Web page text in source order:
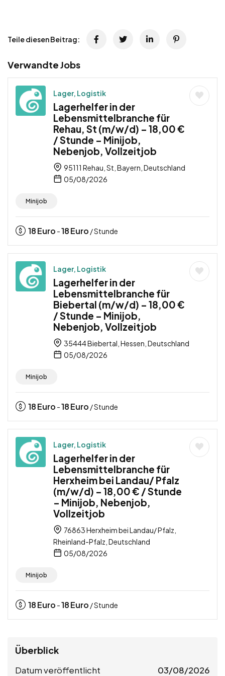
Teile diesen Beitrag:
Verwandte Jobs
Lager, Logistik
Lagerhelfer in der
Lebensmittelbranche für
Rehau, St (m/w/d) – 18,00 €
/ Stunde – Minijob,
Nebenjob, Vollzeitjob
95111 Rehau, St, Bayern, Deutschland
05/08/2026
Minijob
18Euro -18Euro / Stunde
Lager, Logistik
Lagerhelfer in der
Lebensmittelbranche für
Biebertal (m/w/d) – 18,00 €
/ Stunde – Minijob,
Nebenjob, Vollzeitjob
35444 Biebertal, Hessen, Deutschland
05/08/2026
Minijob
18Euro -18Euro / Stunde
Lager, Logistik
Lagerhelfer in der
Lebensmittelbranche für
Herxheim bei Landau/ Pfalz
(m/w/d) – 18,00 € / Stunde
– Minijob, Nebenjob,
Vollzeitjob
76863 Herxheim bei Landau/ Pfalz,
Rheinland-Pfalz, Deutschland
05/08/2026
Minijob
18Euro -18Euro / Stunde
Überblick
Datum veröffentlicht 03/08/2026